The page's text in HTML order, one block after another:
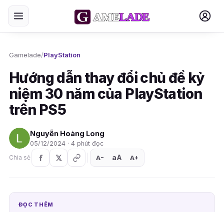
Gamelade/PlayStation
Hướng dẫn thay đổi chủ đề kỷ
niệm 30 năm của PlayStation
trên PS5
Nguyễn Hoàng Long
05/12/2024 · 4 phút đọc
Chia sẻ
A− aA A+
ĐỌC THÊM